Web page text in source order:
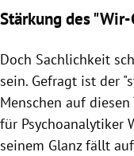
Stärkung des
Doch Sachlichkeit
sein. Gefragt ist der
Menschen auf
für Psychoanalytiker
seinem Glanz fällt